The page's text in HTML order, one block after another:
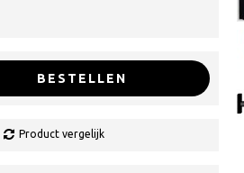
BESTELLEN
Product vergelijk